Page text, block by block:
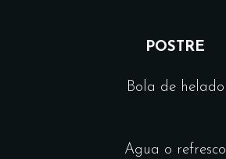
POSTRE
Bola de helado
Agua o refresco